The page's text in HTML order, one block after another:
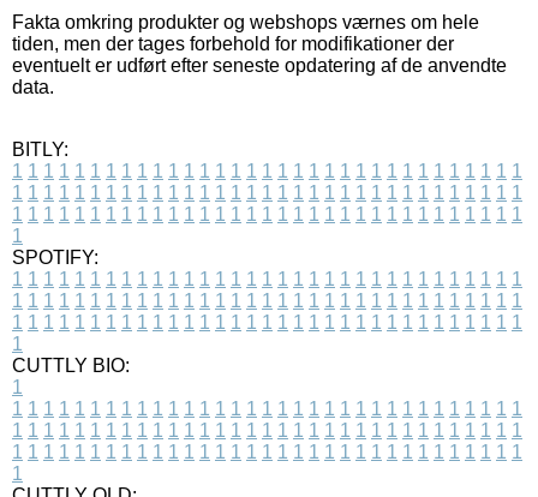
Fakta omkring produkter og webshops værnes om hele
tiden, men der tages forbehold for modifikationer der
eventuelt er udført efter seneste opdatering af de anvendte
data.
BITLY:
1 1 1 1 1 1 1 1 1 1 1 1 1 1 1 1 1 1 1 1 1 1 1 1 1 1 1 1 1 1 1 1 1
1 1 1 1 1 1 1 1 1 1 1 1 1 1 1 1 1 1 1 1 1 1 1 1 1 1 1 1 1 1 1 1 1
1 1 1 1 1 1 1 1 1 1 1 1 1 1 1 1 1 1 1 1 1 1 1 1 1 1 1 1 1 1 1 1 1
1
SPOTIFY:
1 1 1 1 1 1 1 1 1 1 1 1 1 1 1 1 1 1 1 1 1 1 1 1 1 1 1 1 1 1 1 1 1
1 1 1 1 1 1 1 1 1 1 1 1 1 1 1 1 1 1 1 1 1 1 1 1 1 1 1 1 1 1 1 1 1
1 1 1 1 1 1 1 1 1 1 1 1 1 1 1 1 1 1 1 1 1 1 1 1 1 1 1 1 1 1 1 1 1
1
CUTTLY BIO:
1
1 1 1 1 1 1 1 1 1 1 1 1 1 1 1 1 1 1 1 1 1 1 1 1 1 1 1 1 1 1 1 1 1
1 1 1 1 1 1 1 1 1 1 1 1 1 1 1 1 1 1 1 1 1 1 1 1 1 1 1 1 1 1 1 1 1
1 1 1 1 1 1 1 1 1 1 1 1 1 1 1 1 1 1 1 1 1 1 1 1 1 1 1 1 1 1 1 1 1
1